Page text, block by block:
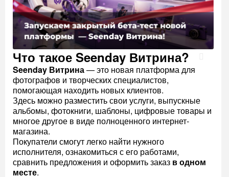
Что такое Seenday Витрина?
Seenday Витрина— это новая платформа для
фотографов и творческих специалистов,
помогающая находить новых клиентов.
Здесь можно разместить свои услуги, выпускные
альбомы, фотокниги, шаблоны, цифровые товары и
многое другое в виде полноценного интернет-
магазина.
Покупатели смогут легко найти нужного
исполнителя, ознакомиться с его работами,
сравнить предложения и оформить заказ в одном
месте.